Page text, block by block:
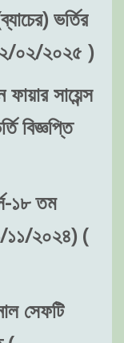
ভর্তির
০২/২০২৫ )
সায়েন্স
বিজ্ঞপ্তি
১৮ তম
১১/২০২৪) (
সেফটি